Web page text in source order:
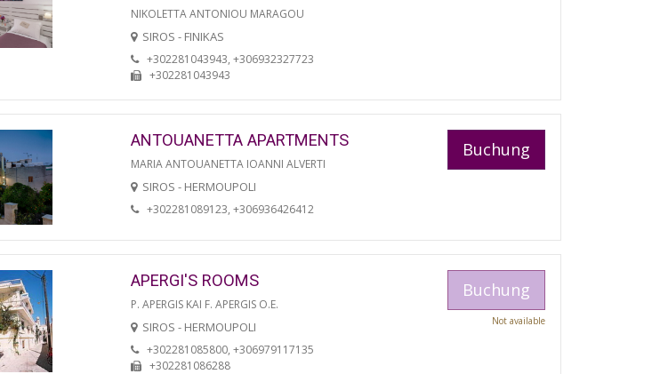
NIKOLETTA ANTONIOU MARAGOU
SIROS - FINIKAS
+302281043943, +306932327723
+302281043943
ANTOUANETTA APARTMENTS
MARIA ANTOUANETTA IOANNI ALVERTI
SIROS - HERMOUPOLI
+302281089123, +306936426412
Buchung
APERGI'S ROOMS
P. APERGIS KAI F. APERGIS O.E.
SIROS - HERMOUPOLI
+302281085800, +306979117135
+302281086288
Buchung
Not available